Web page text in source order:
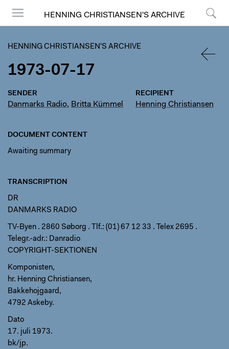
HENNING CHRISTIANSEN'S ARCHIVE
HENNING CHRISTIANSEN'S ARCHIVE
1973-07-17
SENDER
Danmarks Radio, Britta Kümmel
RECIPIENT
Henning Christiansen
DOCUMENT CONTENT
Awaiting summary
TRANSCRIPTION
DR
DANMARKS RADIO
TV-Byen . 2860 Søborg . Tlf.: (01) 67 12 33 . Telex 2695 .
Telegr.-adr.: Danradio
COPYRIGHT-SEKTIONEN
Komponisten,
hr. Henning Christiansen,
Bakkehojgaard,
4792 Askeby.
Dato
17. juli 1973.
bk/jp.